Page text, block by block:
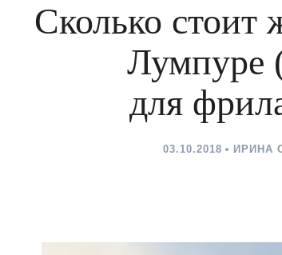
Сколько стоит
Лумпуре
для
03.10.2018 ИРИНА